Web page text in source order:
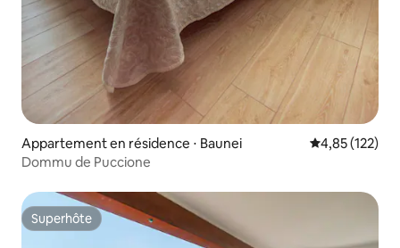
Appartement en résidence ⋅ Baunei Évaluation
4,85 (122)
Dommu de Puccione
Superhôte
Superhôte